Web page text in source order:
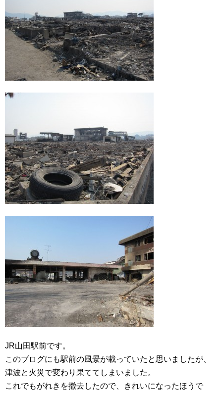
JR山田駅前です。
このブログにも駅前の風景が載っていたと思いましたが、
津波と火災で変わり果ててしまいました。
これでもがれきを撤去したので、きれいになったほうで